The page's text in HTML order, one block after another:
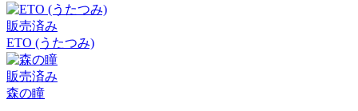
販売済み
ETO (うたつみ)
販売済み
森の瞳